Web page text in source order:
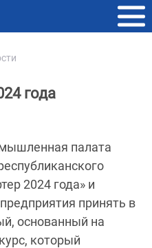
года
палата
2024 года» и
принять в
основанный на
который